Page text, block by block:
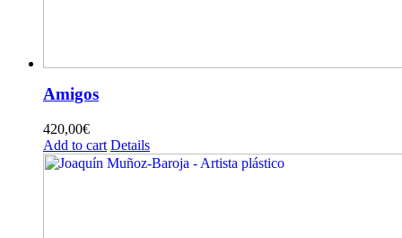
Amigos
420,00€
Add to cart Details